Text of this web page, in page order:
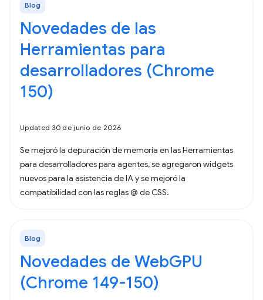
Blog
Novedades de las
Herramientas para
desarrolladores (Chrome
150)
Updated 30 de junio de 2026
Se mejoró la depuración de memoria en las Herramientas
para desarrolladores para agentes, se agregaron widgets
nuevos para la asistencia de IA y se mejoró la
compatibilidad con las reglas @ de CSS.
Blog
Novedades de WebGPU
(Chrome 149-150)